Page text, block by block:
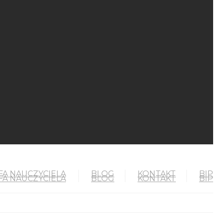
NAUCZYCIELA BLOG KONTAKT BIP
NAUCZYCIELA BLOG KONTAKT BIP